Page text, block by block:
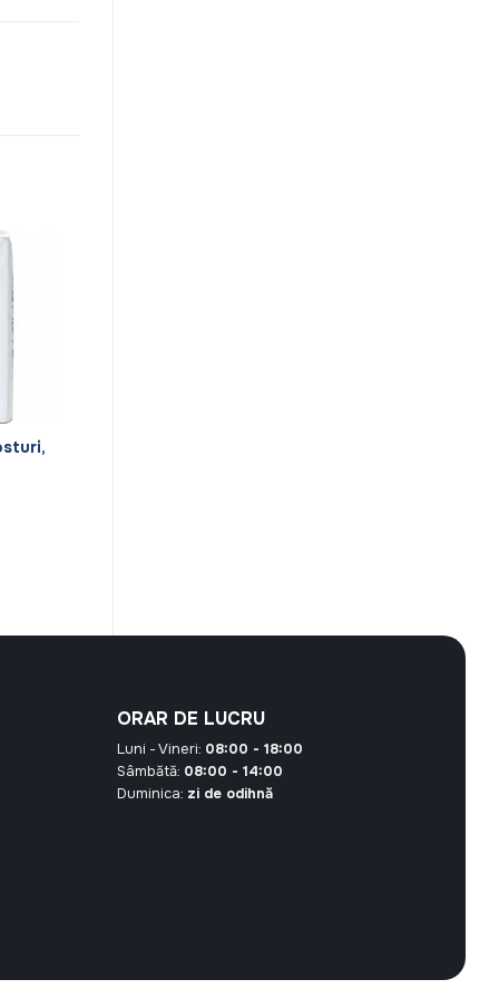
ORAR DE LUCRU
Luni - Vineri: 08:00 - 18:00
Sâmbătă: 08:00 - 14:00
Duminica: zi de odihnă